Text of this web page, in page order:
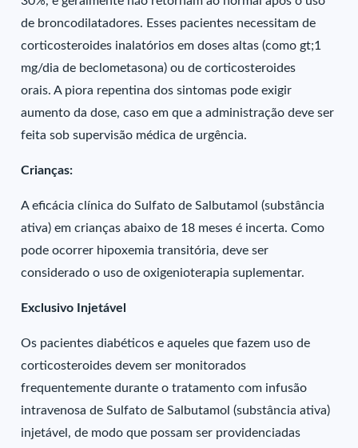
de broncodilatadores. Esses pacientes necessitam de
corticosteroides inalatórios em doses altas (como gt;1
mg/dia de beclometasona) ou de corticosteroides
orais. A piora repentina dos sintomas pode exigir
aumento da dose, caso em que a administração deve ser
feita sob supervisão médica de urgência.
Crianças:
A eficácia clínica do Sulfato de Salbutamol (substância
ativa) em crianças abaixo de 18 meses é incerta. Como
pode ocorrer hipoxemia transitória, deve ser
considerado o uso de oxigenioterapia suplementar.
Exclusivo Injetável
Os pacientes diabéticos e aqueles que fazem uso de
corticosteroides devem ser monitorados
frequentemente durante o tratamento com infusão
intravenosa de Sulfato de Salbutamol (substância ativa)
injetável, de modo que possam ser providenciadas